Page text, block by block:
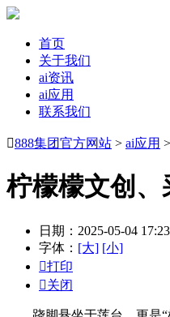
首页
关于我们
ai资讯
ai应用
联系我们
888集团官方网站 > ai应用
柠檬檬文创、
日期：2025-05-04 17:23
字体： [大] [小]
打印
关闭